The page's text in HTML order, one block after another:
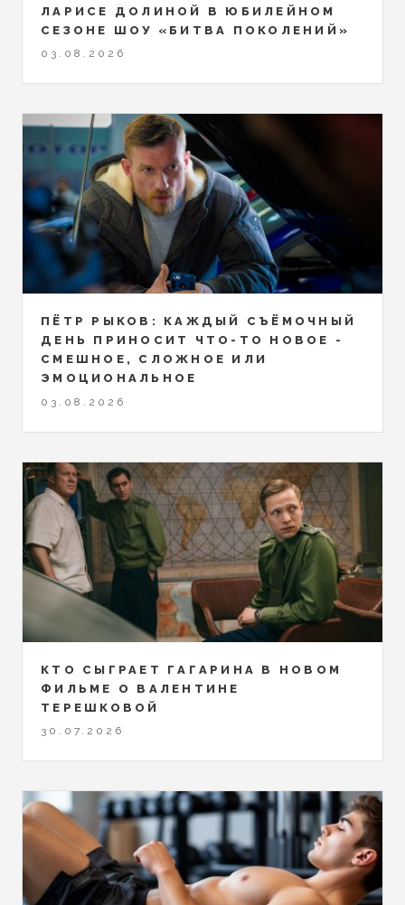
ЛАРИСЕ ДОЛИНОЙ В ЮБИЛЕЙНОМ
СЕЗОНЕ ШОУ «БИТВА ПОКОЛЕНИЙ»
03.08.2026
ПЁТР РЫКОВ: КАЖДЫЙ СЪЁМОЧНЫЙ
ДЕНЬ ПРИНОСИТ ЧТО-ТО НОВОЕ -
СМЕШНОЕ, СЛОЖНОЕ ИЛИ
ЭМОЦИОНАЛЬНОЕ
03.08.2026
КТО СЫГРАЕТ ГАГАРИНА В НОВОМ
ФИЛЬМЕ О ВАЛЕНТИНЕ
ТЕРЕШКОВОЙ
30.07.2026